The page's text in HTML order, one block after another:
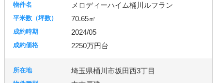
メロディーハイム桶川ルフラン
70.65㎡
2024/05
2250万円台
埼玉県桶川市坂田西3丁目